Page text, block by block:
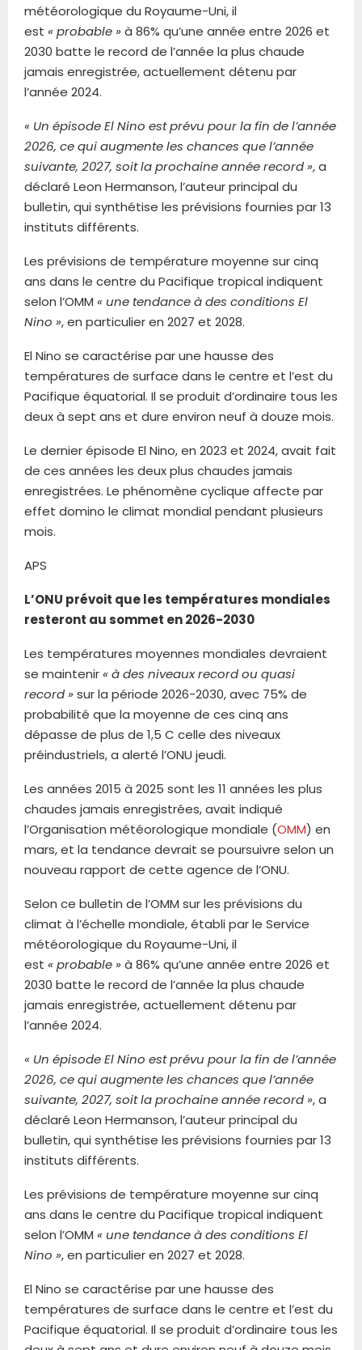
météorologique du Royaume-Uni, il
est « probable »à 86% qu’une année entre 2026 et
2030 batte le record de l’année la plus chaude
jamais enregistrée, actuellement détenu par
l’année 2024.
« Un épisode El Nino est prévu pour la fin de l’année
2026, ce qui augmente les chances que l’année
suivante, 2027, soit la prochaine année record », a
déclaré Leon Hermanson, l’auteur principal du
bulletin, qui synthétise les prévisions fournies par 13
instituts différents.
Les prévisions de température moyenne sur cinq
ans dans le centre du Pacifique tropical indiquent
selon l’OMM « une tendance à des conditions El
Nino », en particulier en 2027 et 2028.
El Nino se caractérise par une hausse des
températures de surface dans le centre et l’est du
Pacifique équatorial. Il se produit d’ordinaire tous les
deux à sept ans et dure environ neuf à douze mois.
Le dernier épisode El Nino, en 2023 et 2024, avait fait
de ces années les deux plus chaudes jamais
enregistrées. Le phénomène cyclique affecte par
effet domino le climat mondial pendant plusieurs
mois.
APS
L’ONU prévoit que les températures mondiales
resteront au sommet en 2026-2030
Les températures moyennes mondiales devraient
se maintenir« à des niveaux record ou quasi
record »sur la période 2026-2030, avec 75% de
probabilité que la moyenne de ces cinq ans
dépasse de plus de 1,5 C celle des niveaux
préindustriels, a alerté l’ONU jeudi.
Les années 2015 à 2025 sont les 11 années les plus
chaudes jamais enregistrées, avait indiqué
l’Organisation météorologique mondiale (OMM) en
mars, et la tendance devrait se poursuivre selon un
nouveau rapport de cette agence de l’ONU.
Selon ce bulletin de l’OMM sur les prévisions du
climat à l’échelle mondiale, établi par le Service
météorologique du Royaume-Uni, il
est « probable »à 86% qu’une année entre 2026 et
2030 batte le record de l’année la plus chaude
jamais enregistrée, actuellement détenu par
l’année 2024.
« Un épisode El Nino est prévu pour la fin de l’année
2026, ce qui augmente les chances que l’année
suivante, 2027, soit la prochaine année record », a
déclaré Leon Hermanson, l’auteur principal du
bulletin, qui synthétise les prévisions fournies par 13
instituts différents.
Les prévisions de température moyenne sur cinq
ans dans le centre du Pacifique tropical indiquent
selon l’OMM « une tendance à des conditions El
Nino », en particulier en 2027 et 2028.
El Nino se caractérise par une hausse des
températures de surface dans le centre et l’est du
Pacifique équatorial. Il se produit d’ordinaire tous les